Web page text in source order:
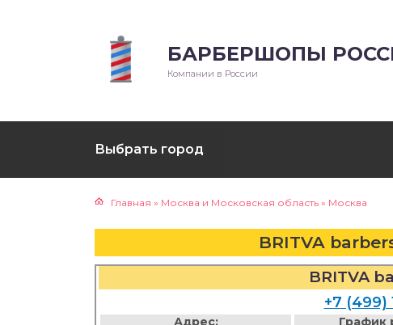
БАРБЕРШОПЫ
Компании в России
Выбрать город
Главная » Москва и Московская область » Москва
BRITVA
BRITVA
+7 (499)
Адрес:
График